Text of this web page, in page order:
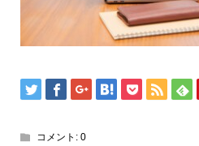
コメント: 0